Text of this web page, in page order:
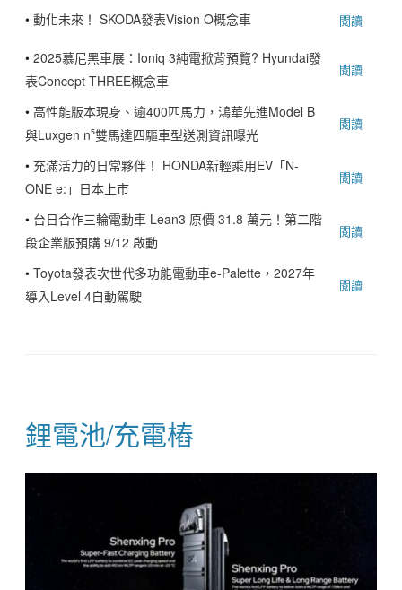
• 動化未來！ SKODA發表Vision O概念車 閱讀
• 2025慕尼黑車展：Ioniq 3純電掀背預覽? Hyundai發
表Concept THREE概念車
閱讀
• 高性能版本現身、逾400匹馬力，鴻華先進Model B
與Luxgen n⁵雙馬達四驅車型送測資訊曝光
閱讀
• 充滿活力的日常夥伴！ HONDA新輕乘用EV「N-
ONE e:」日本上市
閱讀
• 台日合作三輪電動車 Lean3 原價 31.8 萬元！第二階
段企業版預購 9/12 啟動
閱讀
• Toyota發表次世代多功能電動車e-Palette，2027年
導入Level 4自動駕駛
閱讀
鋰電池/充電樁